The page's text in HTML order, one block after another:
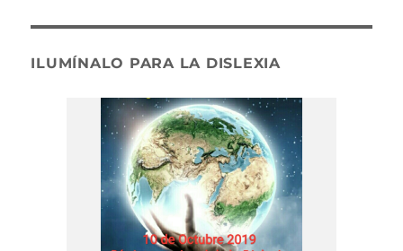
ILUMÍNALO PARA LA DISLEXIA